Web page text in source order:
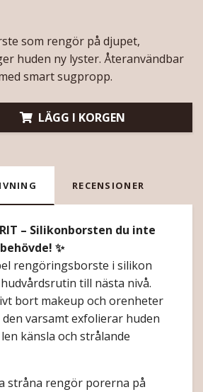
som rengör på djupet,
huden ny lyster. Återanvändbar
smart sugpropp.
LÄGG I KORGEN
RECENSIONER
– Silikonborsten du inte
✨
rengöringsborste i silikon
till nästa nivå.
bort makeup och orenheter
varsamt exfolierar huden
känsla och strålande
stråna rengör porerna på